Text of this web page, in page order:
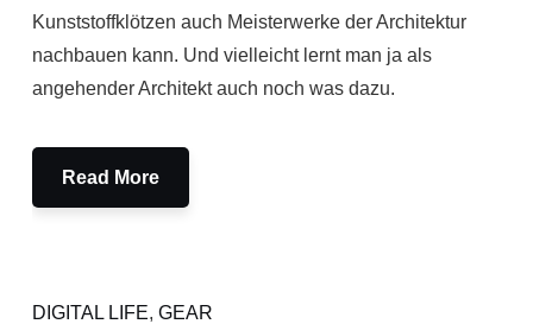
Kunststoffklötzen auch Meisterwerke der Architektur
nachbauen kann. Und vielleicht lernt man ja als
angehender Architekt auch noch was dazu.
Read More
DIGITAL LIFE, GEAR